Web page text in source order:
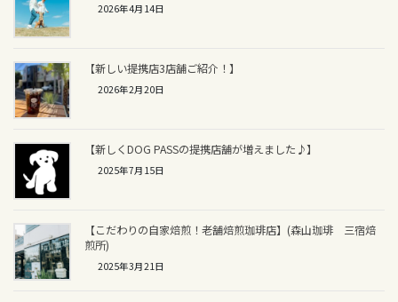
2026年4月14日
【新しい提携店3店舗ご紹介！】
2026年2月20日
【新しくDOG PASSの提携店舗が増えました♪】
2025年7月15日
【こだわりの自家焙煎！老舗焙煎珈琲店】(森山珈琲 三宿焙
煎所)
2025年3月21日